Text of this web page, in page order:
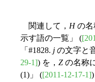
関連して， Hの名
示す語の一覧」 (
「#1828. j の文字と
29-1]) を， Z の名称
(1)」 ([2011-12-17-1]